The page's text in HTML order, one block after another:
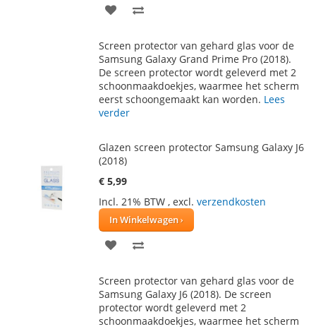
VOEG
AAN
VERLANGLIJST
TE
VERGELIJKEN
Screen protector van gehard glas voor de
Samsung Galaxy Grand Prime Pro (2018).
De screen protector wordt geleverd met 2
schoonmaakdoekjes, waarmee het scherm
eerst schoongemaakt kan worden. Lees
verder
Glazen screen protector Samsung Galaxy J6
(2018)
€ 5,99
Incl. 21% BTW , excl. verzendkosten
In Winkelwagen
VOEG
AAN
VERLANGLIJST
TE
VERGELIJKEN
Screen protector van gehard glas voor de
Samsung Galaxy J6 (2018). De screen
protector wordt geleverd met 2
schoonmaakdoekjes, waarmee het scherm